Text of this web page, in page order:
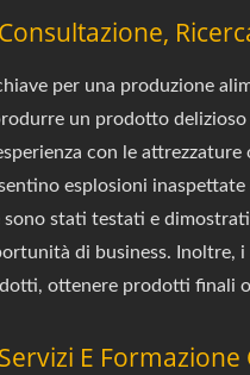
per una produzione
un prodotto delizioso
con le
esplosioni
sono stati testati e
di business. Inoltre,
ottenere prodotti finali
E